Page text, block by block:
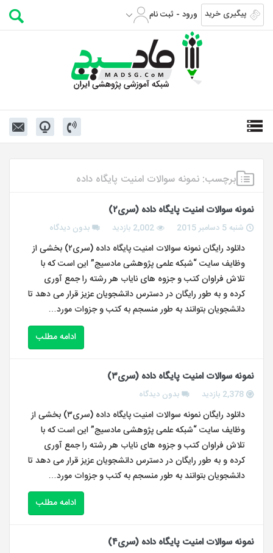
پیگیری خرید ورود - ثبت نام
برچسب: نمونه سوالات امنیت پایگاه داده
نمونه سوالات امنیت پایگاه داده (سری۲)
شنبه 5 دسامبر 2015 2,002 بازدید بدون دیدگاه
دانلود رایگان نمونه سوالات امنیت پایگاه داده (سری۲) بخشی از
وظایف سایت “شبکه علمی پژوهشی مادسیج” این است که با
تلاش فراوان کتب و جزوه های نایاب هر رشته را جمع آوری
کرده و به طور رایگان در دسترس دانشجویان عزیز قرار می دهد تا
دانشجویان بتوانند به طور منسجم به کتب و جزوات مورد…
ادامه مطلب
نمونه سوالات امنیت پایگاه داده (سری۳)
2,378 بازدید بدون دیدگاه
دانلود رایگان نمونه سوالات امنیت پایگاه داده (سری۳) بخشی از
وظایف سایت “شبکه علمی پژوهشی مادسیج” این است که با
تلاش فراوان کتب و جزوه های نایاب هر رشته را جمع آوری
کرده و به طور رایگان در دسترس دانشجویان عزیز قرار می دهد تا
دانشجویان بتوانند به طور منسجم به کتب و جزوات مورد…
ادامه مطلب
نمونه سوالات امنیت پایگاه داده (سری۴)